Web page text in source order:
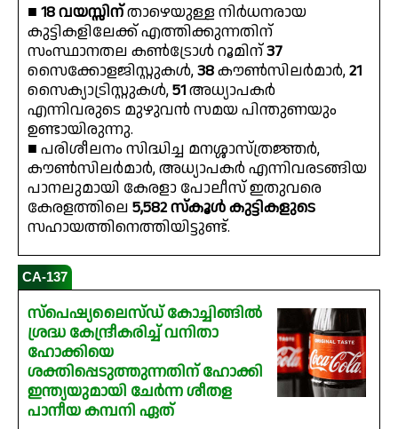
■ 18 വയസ്സിന്താഴെയുള്ള നിർധനരായ
കുട്ടികളിലേക്ക് എത്തിക്കുന്നതിന്
സംസ്ഥാനതല കൺട്രോൾ റൂമിന്37
സൈക്കോളജിസ്റ്റുകൾ,38കൗൺസിലർമാർ,21
സൈക്യാട്രിസ്റ്റുകൾ,51അധ്യാപകർ
എന്നിവരുടെ മുഴുവൻ സമയ പിന്തുണയും
ഉണ്ടായിരുന്നു.
■ പരിശീലനം സിദ്ധിച്ച മനശ്ശാസ്ത്രജ്ഞർ,
കൗൺസിലർമാർ, അധ്യാപകർ എന്നിവരടങ്ങിയ
പാനലുമായി കേരളാ പോലീസ് ഇതുവരെ
കേരളത്തിലെ 5,582 സ്കൂൾ കുട്ടികളുടെ
സഹായത്തിനെത്തിയിട്ടുണ്ട്.
CA-137
സ്പെഷ്യലൈസ്‌ഡ്‌ കോച്ചിങ്ങിൽ
ശ്രദ്ധ കേന്ദ്രീകരിച്ച് വനിതാ
ഹോക്കിയെ
ശക്തിപ്പെടുത്തുന്നതിന് ഹോക്കി
ഇന്ത്യയുമായി ചേർന്ന ശീതള
പാനീയ കമ്പനി ഏത്